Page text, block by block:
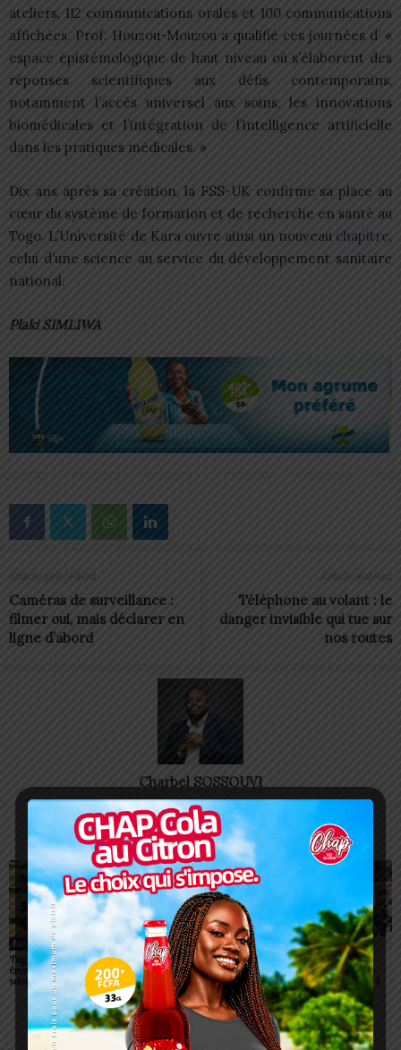
ateliers, 112 communications orales et 100 communications
affichées. Prof. Houzou-Mouzou a qualifié ces journées d’ «
espace épistémologique de haut niveau où s’élaborent des
réponses scientifiques aux défis contemporains,
notamment l’accès universel aux soins, les innovations
biomédicales et l’intégration de l’intelligence artificielle
dans les pratiques médicales. »
Dix ans après sa création, la FSS-UK confirme sa place au
cœur du système de formation et de recherche en santé au
Togo. L’Université de Kara ouvre ainsi un nouveau chapitre,
celui d’une science au service du développement sanitaire
national.
Plaki SIMLIWA
Article précédent
Caméras de surveillance :
filmer oui, mais déclarer en
ligne d’abord
Article suivant
Téléphone au volant : le
danger invisible qui tue sur
nos routes
Charbel SOSSOUVI
ARTICLES CONNEXES PLUS DE L'AUTEUR
Non classé
Togo/ Boissons
énergisantes: l’État tire la
sonnette d’alarme
Non classé
Togo/ Rentrée scolaire
2026-2027: consultez la
liste officielle des écoles
autorisées
Non classé
ESSAL 2026 : les
admissibles convoqués
pour la visite médicale à
Lomé